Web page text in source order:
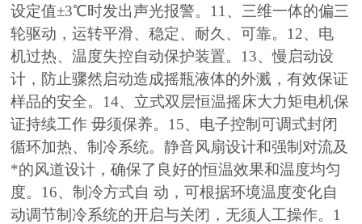
设定值±3℃时发出声光报警。11、三维一体的偏三
轮驱动，运转平滑、稳定、耐久、可靠。12、电
机过热、温度失控自动保护装置。13、慢启动设
计，防止骤然启动造成摇瓶液体的外溅，有效保证
样品的安全。14、立式双层恒温摇床大力矩电机保
证持续工作 毋须保养。15、电子控制可调式封闭
循环加热、制冷系统。静音风扇设计和强制对流及
*的风道设计，确保了良好的恒温效果和温度均匀
度。16、制冷方式自 动，可根据环境温度变化自
动调节制冷系统的开启与关闭，无须人工操作。1